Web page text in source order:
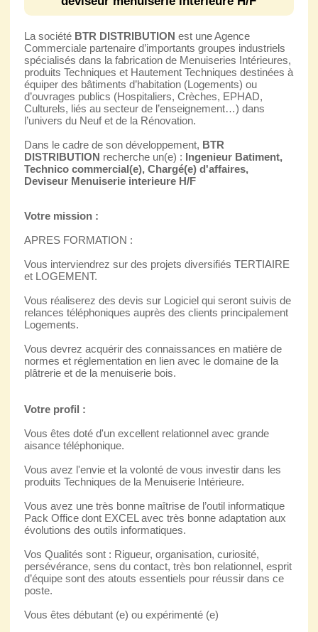
La société BTR DISTRIBUTION est une Agence
Commerciale partenaire d’importants groupes industriels
spécialisés dans la fabrication de Menuiseries Intérieures,
produits Techniques et Hautement Techniques destinées à
équiper des bâtiments d’habitation (Logements) ou
d’ouvrages publics (Hospitaliers, Crèches, EPHAD,
Culturels, liés au secteur de l’enseignement…) dans
l’univers du Neuf et de la Rénovation.
Dans le cadre de son développement, BTR
DISTRIBUTION recherche un(e) : Ingenieur Batiment,
Technico commercial(e), Chargé(e) d'affaires,
Deviseur Menuiserie interieure H/F
Votre mission :
APRES FORMATION :
Vous interviendrez sur des projets diversifiés TERTIAIRE
et LOGEMENT.
Vous réaliserez des devis sur Logiciel qui seront suivis de
relances téléphoniques auprès des clients principalement
Logements.
Vous devrez acquérir des connaissances en matière de
normes et réglementation en lien avec le domaine de la
plâtrerie et de la menuiserie bois.
Votre profil :
Vous êtes doté d'un excellent relationnel avec grande
aisance téléphonique.
Vous avez l'envie et la volonté de vous investir dans les
produits Techniques de la Menuiserie Intérieure.
Vous avez une très bonne maîtrise de l’outil informatique
Pack Office dont EXCEL avec très bonne adaptation aux
évolutions des outils informatiques.
Vos Qualités sont : Rigueur, organisation, curiosité,
persévérance, sens du contact, très bon relationnel, esprit
d’équipe sont des atouts essentiels pour réussir dans ce
poste.
Vous êtes débutant (e) ou expérimenté (e)